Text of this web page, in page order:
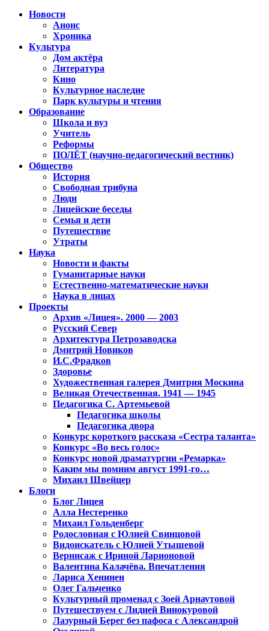
Новости
Анонс
Хроника
Культура
Дом актёра
Литература
Кино
Культурное наследие
Парк культуры и чтения
Образование
Школа и вуз
Учитель
Реформы
ПОЛЁТ (научно-педагогический вестник)
Общество
История
Свободная трибуна
Люди
Лицейские беседы
Семья и дети
Путешествие
Утраты
Наука
Новости и факты
Гуманитарные науки
Естественно-математические науки
Наука в лицах
Проекты
Архив «Лицея». 2000 — 2003
Русский Север
Архитектура Петрозаводска
Дмитрий Новиков
И.С.Фрадков
Здоровье
Художественная галерея Дмитрия Москина
Великая Отечественная. 1941 — 1945
Педагогика С. Артемьевой
Педагогика школы
Педагогика двора
Конкурс короткого рассказа «Сестра таланта»
Конкурс «Во весь голос»
Конкурс новой драматургии «Ремарка»
Каким мы помним август 1991-го…
Михаил Швейцер
Блоги
Блог Лицея
Алла Нестеренко
Михаил Гольденберг
Родословная с Юлией Свинцовой
Видоискатель с Юлией Утышевой
Вернисаж с Ириной Ларионовой
Валентина Калачёва. Впечатления
Лариса Хенинен
Олег Гальченко
Культурный променад с Зоей Арнаутовой
Путешествуем с Лидией Винокуровой
Лазурный Берег без пафоса с Александрой